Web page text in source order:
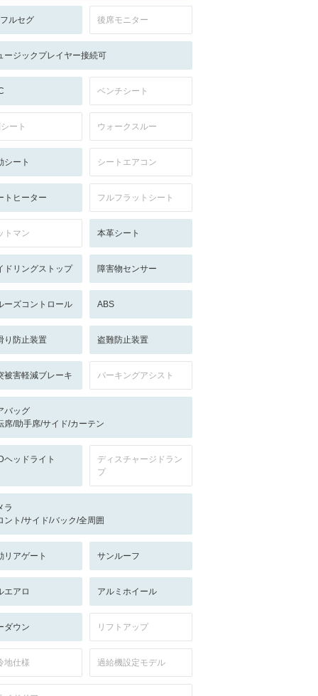
ルセグ 後席モニター
ージックプレイヤー接続可
ベンチシート
ート ウォークスルー
シート シートエアコン
トヒーター フルフラットシート
トマン 本革シート
ドリングストップ 障害物センサー
ーズコントロール ABS
り防止装置 盗難防止装置
被害軽減ブレーキ パーキングアシスト
バッグ
席/助手席/サイド/カーテン
ヘッドライト
ディスチャージドラン
プ
ラ
ント/サイド/バック/全周囲
リアゲート サンルーフ
エアロ アルミホイール
ダウン リフトアップ
地仕様 過給機設定モデル